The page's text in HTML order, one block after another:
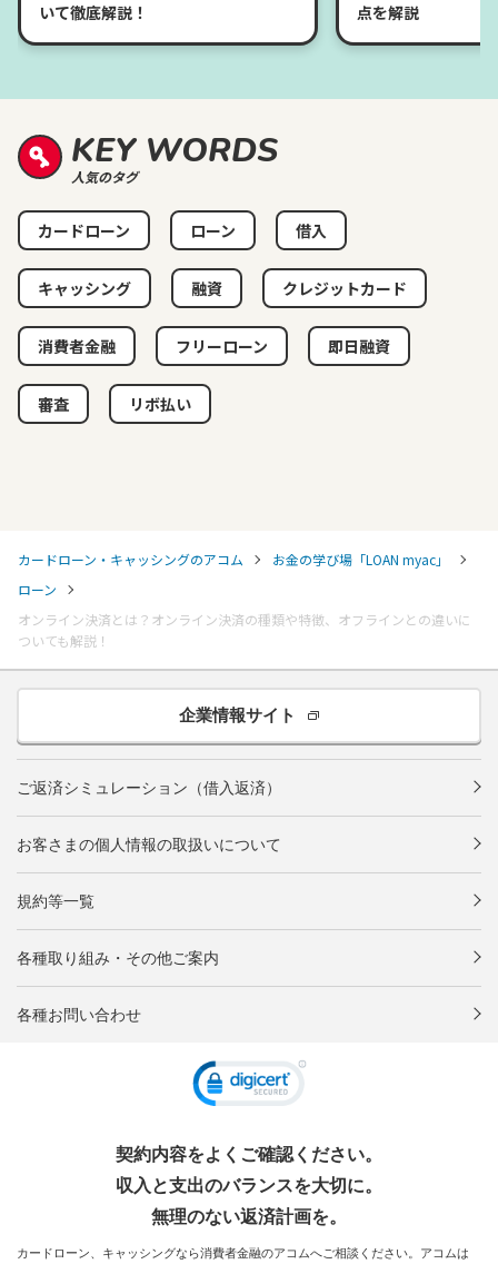
いて徹底解説！
点を解説
KEY WORDS
人気のタグ
カードローン ローン 借入
キャッシング 融資 クレジットカード
消費者金融 フリーローン 即日融資
審査 リボ払い
カードローン・キャッシングのアコム
お金の学び場「LOAN myac」
ローン
オンライン決済とは？オンライン決済の種類や特徴、オフラインとの違いに
ついても解説！
企業情報サイト
ご返済シミュレーション（借入返済）
お客さまの個人情報の取扱いについて
規約等一覧
各種取り組み・その他ご案内
各種お問い合わせ
契約内容をよくご確認ください。
収入と支出のバランスを大切に。
無理のない返済計画を。
カードローン、キャッシングなら消費者金融のアコムへご相談ください。アコムは